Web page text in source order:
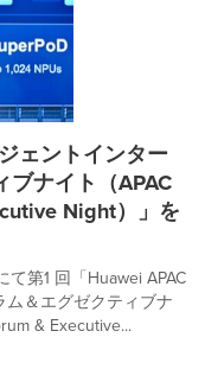
ェントインター
ブナイト（APAC
Night）」を
第1 回「Huawei APAC
＆エグゼクティブナ
& Executive...